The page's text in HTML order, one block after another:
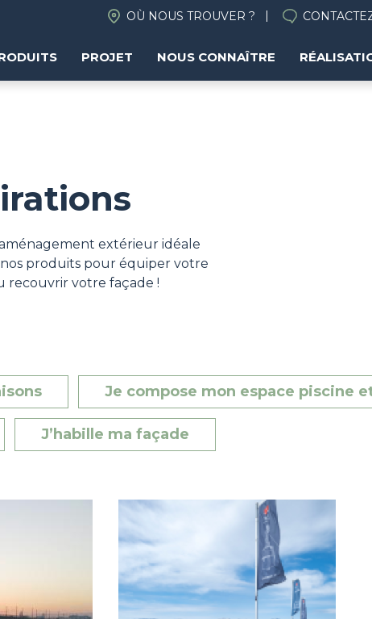
OÙ NOUS TROUVER ?
PROJET NOUS CONNAÎTRE
extérieur idéale
produits pour équiper votre
recouvrir votre façade !
Je compose mon espace piscine
J’habille ma façade
Image